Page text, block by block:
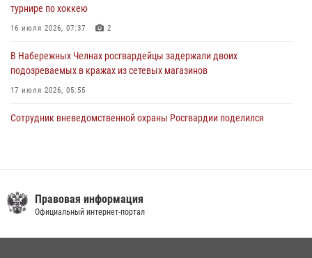
турнире по хоккею
16 июля 2026, 07:37 2
В Набережных Челнах росгвардейцы задержали двоих
подозреваемых в кражах из сетевых магазинов
17 июля 2026, 05:55
Сотрудник вневедомственной охраны Росгвардии поделился
Соколовской
23 июля 2026, 10:22 2
Правовая информация
Официальный интернет-портал